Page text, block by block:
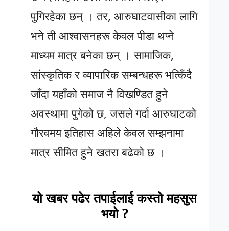
पुगिरहेका छन् । तर, आरुघाटवासीका लागि
भने ती आश्वासनहरू केवल पीडा थप्ने
माध्यम मात्र बनेका छन् । सामाजिक,
सांस्कृतिक र व्यापारिक सम्बन्धहरू भत्किँदै
जाँदा यहाँको समाज नै विखण्डित हुने
अवस्थामा पुगेको छ, जसले गर्दा आरुघाटको
गौरवमय इतिहास अहिले केवल सम्झनामा
मात्र सीमित हुने खतरा बढेको छ ।
यो खबर पढेर तपाईलाई कस्तो महसुस
भयो ?